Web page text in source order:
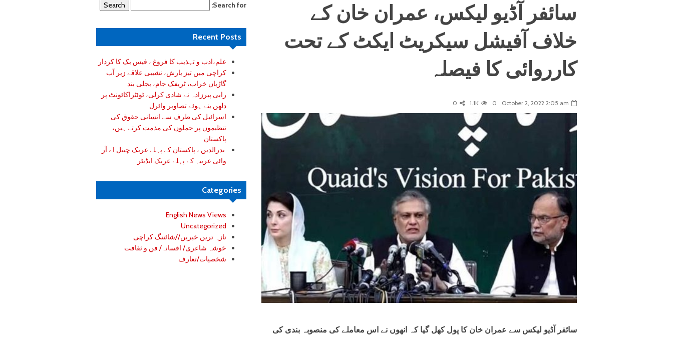
سائفر آڈیو لیکس، عمران خان کے
خلاف آفیشل سیکریٹ ایکٹ کے تحت
کارروائی کا فیصلہ
October 2, 2022 2:05 am
0
1.1K
0
سائفر آڈیو لیکس سے عمران خان کا پول کھل گیا کہ انھوں نے اس معاملے کی منصوبہ بندی کی
Search for:
Recent Posts
علم،ادب و تہذیب کا فروغ ، فیس بک کا کردار
کراچی میں تیز بارش، نشیبی علاقے زیر آب
گاڑیاں خراب، ٹریفک جام، بجلی بند
رابی پیرزادہ نے شادی کرلی، ٹوئٹراکائونٹ پر
دلھن بنے ہوئے تصاویر وائرل
اسرائیل کی طرف سے انسانی حقوق کی
تنظیموں پر حملوں کی مذمت کرتے ہیں،
پاکستان
بدرالدین ، پاکستان کے پہلے عربک چینل اے آر
وائی عربیہ کے پہلے عربک ایڈیٹر
Categories
English News Views
Uncategorized
تازہ ترین خبریں//شائننگ کراچی
خوشہ شاعری/ افسانہ/ فن و ثقافت
شخصیات/تعارف